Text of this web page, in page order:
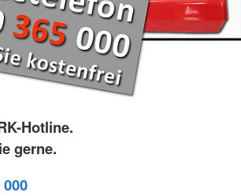
Hotline.
gerne.